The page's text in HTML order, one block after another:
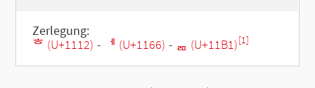
Zerlegung:
ᄒ (U+1112) - ᅦ (U+1166) - ᆱ (U+11B1)[1]